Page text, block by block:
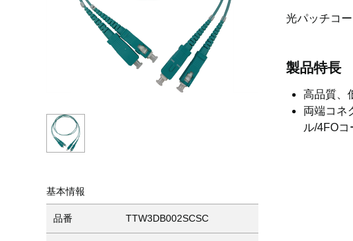
基本情報
品番 TTW3DB002SCSC
光パッチコ
製品特長
高品質、
両端コネ
ル/4FO